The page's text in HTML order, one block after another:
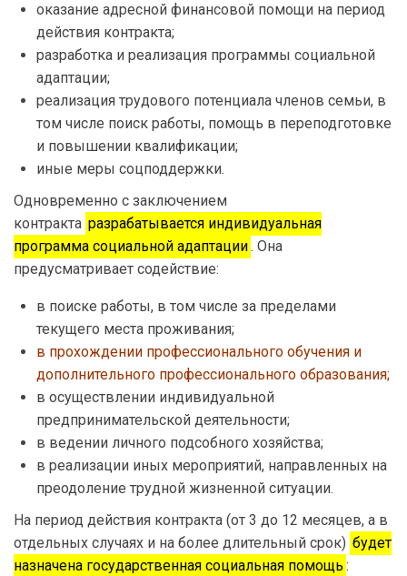
оказание адресной финансовой помощи на период
действия контракта;
разработка и реализация программы социальной
адаптации;
реализация трудового потенциала членов семьи, в
том числе поиск работы, помощь в переподготовке
и повышении квалификации;
иные меры соцподдержки.
Одновременно с заключением
контракта разрабатывается индивидуальная
программа социальной адаптации. Она
предусматривает содействие:
в поиске работы, в том числе за пределами
текущего места проживания;
в прохождении профессионального обучения и
дополнительного профессионального образования;
в осуществлении индивидуальной
предпринимательской деятельности;
в ведении личного подсобного хозяйства;
в реализации иных мероприятий, направленных на
преодоление трудной жизненной ситуации.
На период действия контракта (от 3 до 12 месяцев, а в
отдельных случаях и на более длительный срок) будет
назначена государственная социальная помощь :